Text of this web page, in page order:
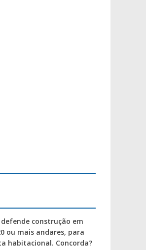
construção em
ou mais andares, para
habitacional. Concorda?